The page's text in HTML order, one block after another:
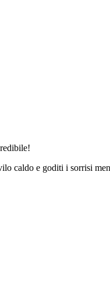
caldo e goditi i sorrisi